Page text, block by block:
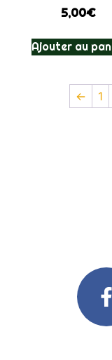
5,00€
Ajouter au
← 1